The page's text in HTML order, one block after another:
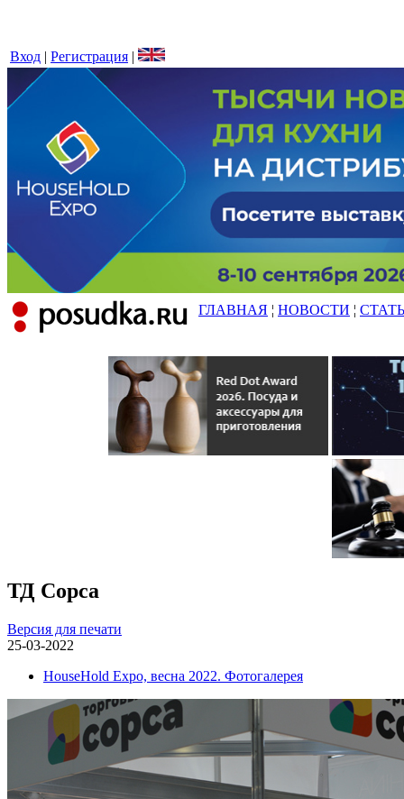
Вход | Регистрация |
ГЛАВНАЯ ¦ НОВОСТИ ¦
ТД Сopca
Версия для печати
25-03-2022
HouseHold Expo, весна 2022. Фотогалерея